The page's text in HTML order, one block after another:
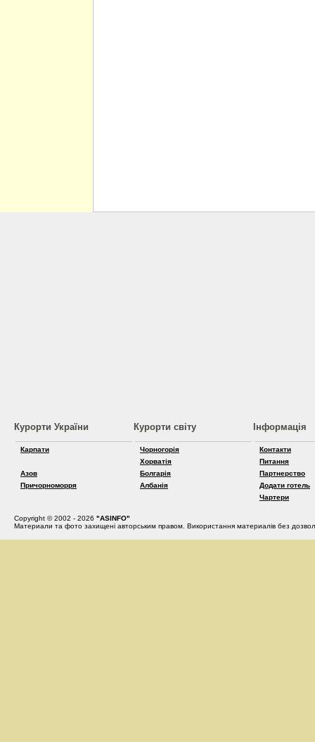
Курорти України
Карпати
Азов
Причорноморря
Курорти світу
Чорногорія
Хорватія
Болгарія
Албанія
Інформація
Контакти
Питання
Партнерство
Додати готель
Чартери
Copyright © 2002 - 2026 "ASINFO"
Материали та фото захищені авторським правом. Використання материалів без